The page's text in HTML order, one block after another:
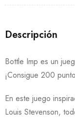
Descripción
Bottle Imp es un
¡Consigue 200
En este juego
Louis Stevenson,